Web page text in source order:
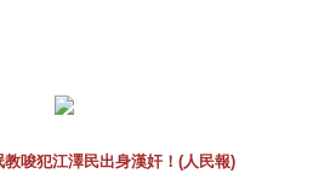
唆犯江澤民出身漢奸！(人民報)